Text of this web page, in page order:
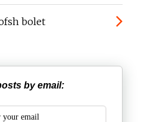
bolet
by email: